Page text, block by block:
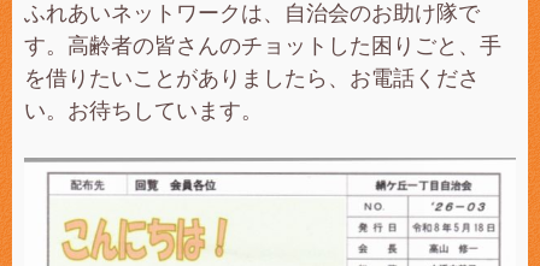
ふれあいネットワークは、自治会のお助け隊で
す。高齢者の皆さんのチョットした困りごと、手
を借りたいことがありましたら、お電話くださ
い。お待ちしています。